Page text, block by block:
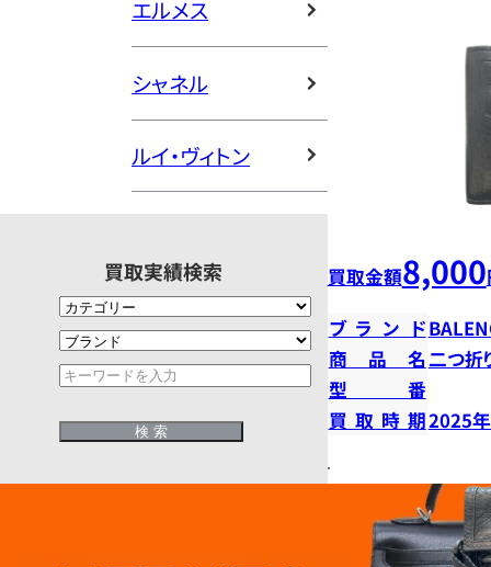
エルメス
シャネル
ルイ・ヴィトン
買取実績検索 買取金額8,000
ブランド
商品名二つ折
型番
買取時期2025